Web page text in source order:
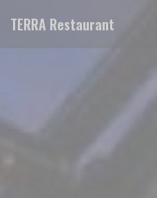
TERRA Restaurant